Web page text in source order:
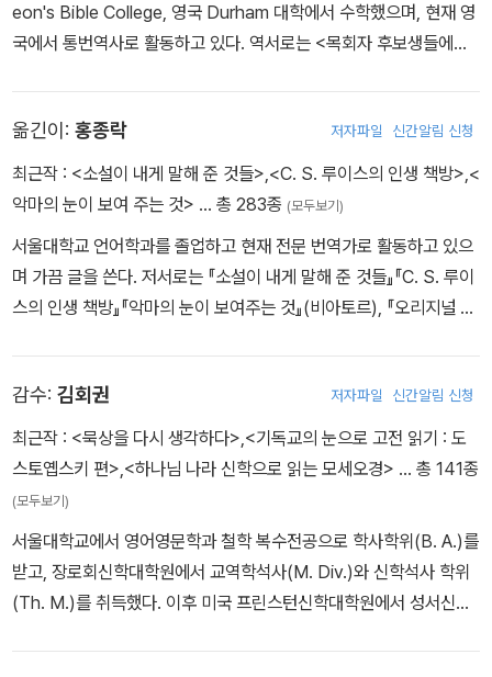
라시는 것을 흔쾌히 인정하고, 조금도 머뭇거리지 말고 거기에 응하
십시오. 여러분을 둘러싸고 있는 문화는 늘 여러분을 미숙한 수준으
_로마서 12:1-2
은 대학원을 졸업했다. “우주의 가장 깊은 신비에 능동적으로 참여하
는 행위”로서의 정원 일을 기록한 《정원사의 사계》(늘봄)는 저자의
《나를 따르라》, 《옥중서신》, 《안식》, 《메시지》(이상 복있는사람),
《디트리히 본회퍼》(포이에마), 《마이스터 엑카르트는 이렇게 말했
다》(분도출판사), 《내가 알아야 할 모든 것은 창세기에서 배웠다》(IV
P), 《루미 평전: 나는 바람, 그대는 불》(늘봄) 외 다수가 있다.
eon's Bible College, 영국 Durham 대학에서 수학했으며, 현재 영
국에서 통번역사로 활동하고 있다. 역서로는 <목회자 후보생들에게
옮긴이: 홍종락 저자파일 신간알림 신청
최근작 : <소설이 내게 말해 준 것들>,<C. S. 루이스의 인생 책방>,<
악마의 눈이 보여 주는 것> … 총 283종 (모두보기)
서울대학교 언어학과를 졸업하고 현재 전문 번역가로 활동하고 있으
며 가끔 글을 쓴다. 저서로는 『소설이 내게 말해 준 것들』『C. S. 루이
스의 인생 책방』『악마의 눈이 보여주는 것』(비아토르), 『오리지널 에
(복 있는 사람), 『영광의 무게』『피고석의 하나님』(홍성사), 『사랑과
정의』『한나의 아이』(IVP), 『어둠 속의 비밀』(비아토르) 등이 있다. 2
009년 ‘CTK(크리스채너티투데이 한국판) 번역가 대상’과 2014년
한국기독교출판협회 선정 ‘올해의 역자상’을 수상했다.
감수: 김회권 저자파일 신간알림 신청
최근작 : <묵상을 다시 생각하다>,<기독교의 눈으로 고전 읽기 : 도
스토옙스키 편>,<하나님 나라 신학으로 읽는 모세오경> … 총 141종
(모두보기)
서울대학교에서 영어영문학과 철학 복수전공으로 학사학위(B. A.)를
받고, 장로회신학대학원에서 교역학석사(M. Div.)와 신학석사 학위
(Th. M.)를 취득했다. 이후 미국 프린스턴신학대학원에서 성서신학